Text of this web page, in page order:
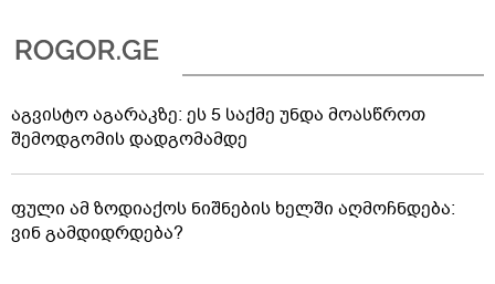
აგვისტო აგარაკზე: ეს 5 საქმე უნდა მოასწროთ
შემოდგომის დადგომამდე
ფული ამ ზოდიაქოს ნიშნების ხელში აღმოჩნდება:
ვინ გამდიდრდება?